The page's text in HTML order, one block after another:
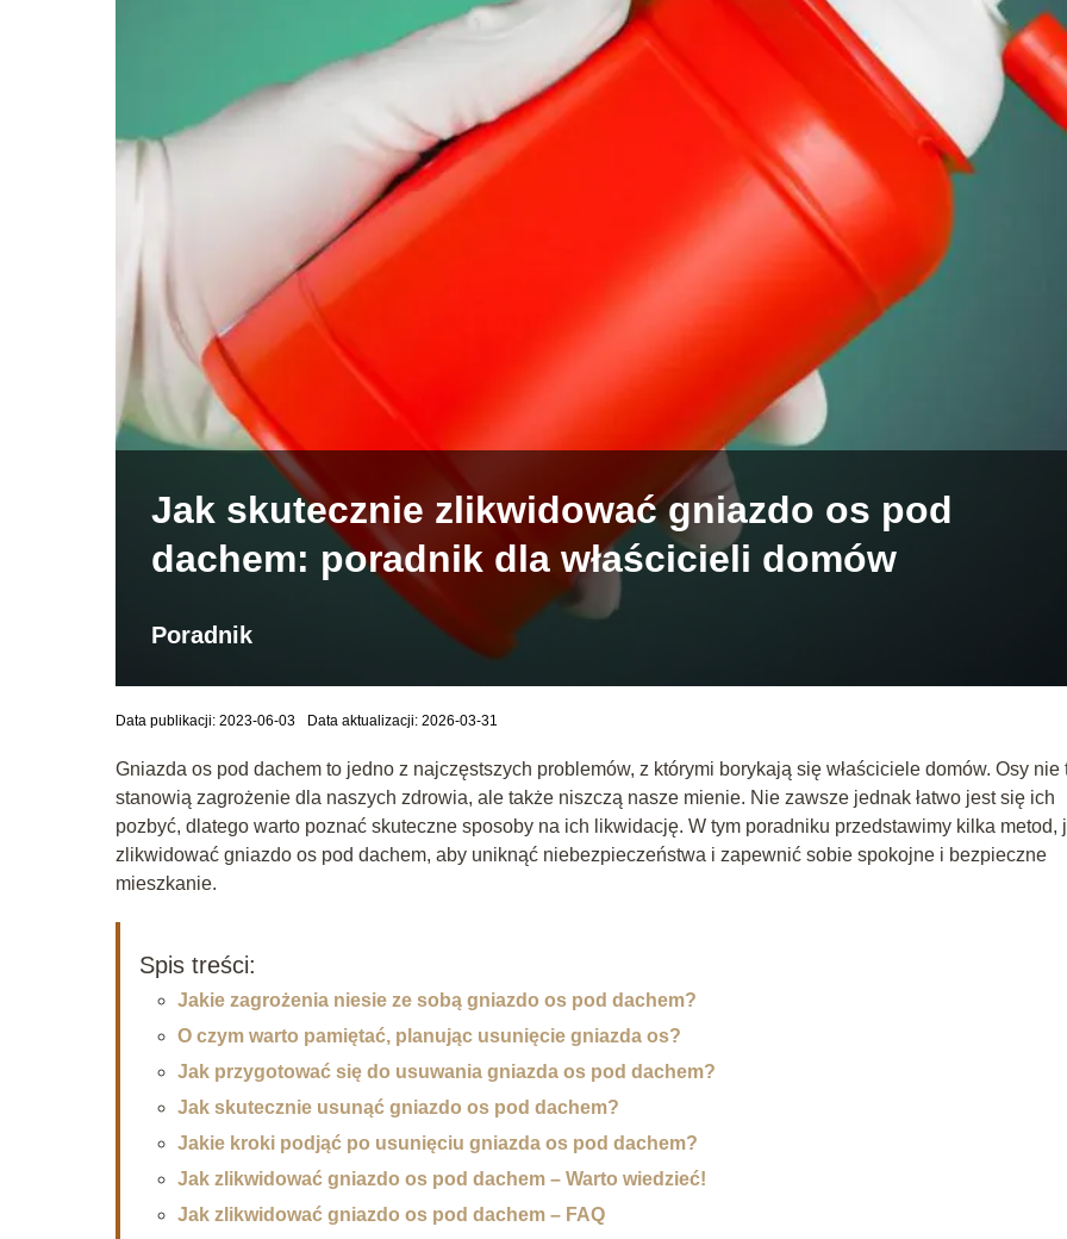
Jak skutecznie zlikwidować gniazdo os pod
dachem: poradnik dla właścicieli domów
Poradnik
Data publikacji: 2023-06-03 Data aktualizacji: 2026-03-31
Gniazda os pod dachem to jedno z najczęstszych problemów, z którymi borykają się właściciele domów. Osy nie
stanowią zagrożenie dla naszych zdrowia, ale także niszczą nasze mienie. Nie zawsze jednak łatwo jest się ich
pozbyć, dlatego warto poznać skuteczne sposoby na ich likwidację. W tym poradniku przedstawimy kilka metod,
zlikwidować gniazdo os pod dachem, aby uniknąć niebezpieczeństwa i zapewnić sobie spokojne i bezpieczne
mieszkanie.
Spis treści:
Jakie zagrożenia niesie ze sobą gniazdo os pod dachem?
O czym warto pamiętać, planując usunięcie gniazda os?
Jak przygotować się do usuwania gniazda os pod dachem?
Jak skutecznie usunąć gniazdo os pod dachem?
Jakie kroki podjąć po usunięciu gniazda os pod dachem?
Jak zlikwidować gniazdo os pod dachem – Warto wiedzieć!
Jak zlikwidować gniazdo os pod dachem – FAQ